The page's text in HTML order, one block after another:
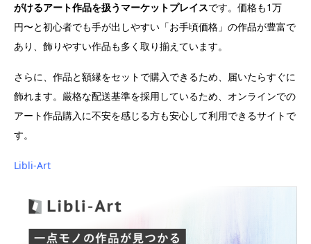
がけるアート作品を扱うマーケットプレイスです。価格も1万
円〜と初心者でも手が出しやすい「お手頃価格」の作品が豊富で
あり、飾りやすい作品も多く取り揃えています。
さらに、作品と額縁をセットで購入できるため、届いたらすぐに
飾れます。厳格な配送基準を採用しているため、オンラインでの
アート作品購入に不安を感じる方も安心して利用できるサイトで
す。
Libli-Art